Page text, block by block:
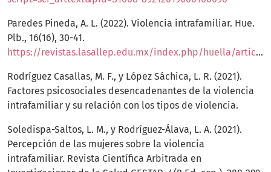
Paredes Pineda, A. L. (2022). Violencia intrafamiliar. Hue.
Plb., 16(16), 30-41.
https://revistas.lasallep.edu.mx/index.php/huella/article/view/565
Rodríguez Casallas, M. F., y López Sáchica, L. R. (2021).
Factores psicosociales desencadenantes de la violencia
intrafamiliar y su relación con los tipos de violencia.
Soledispa-Saltos, L. M., y Rodríguez-Álava, L. A. (2021).
Percepción de las mujeres sobre la violencia
intrafamiliar. Revista Científica Arbitrada en